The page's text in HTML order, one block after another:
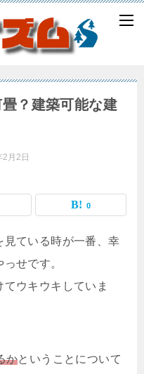
？建築可能な建
2月2日
0
見ている時が一番、幸
せです。
ウキウキしていま
かということについて